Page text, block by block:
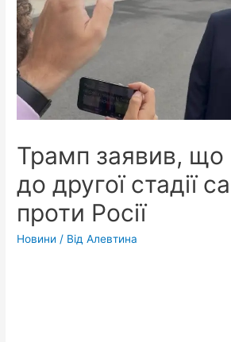
Трамп заявив, що
до другої стадії
проти Росії
Новини / ВідАлевтина